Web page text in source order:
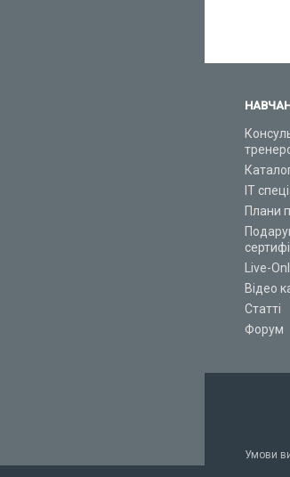
ІТ
Плани
Live-
Відео
Статті
Форум
Умови